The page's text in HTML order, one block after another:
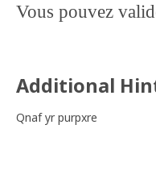
Vous pouvez
Additional
Qnaf yr purpxre